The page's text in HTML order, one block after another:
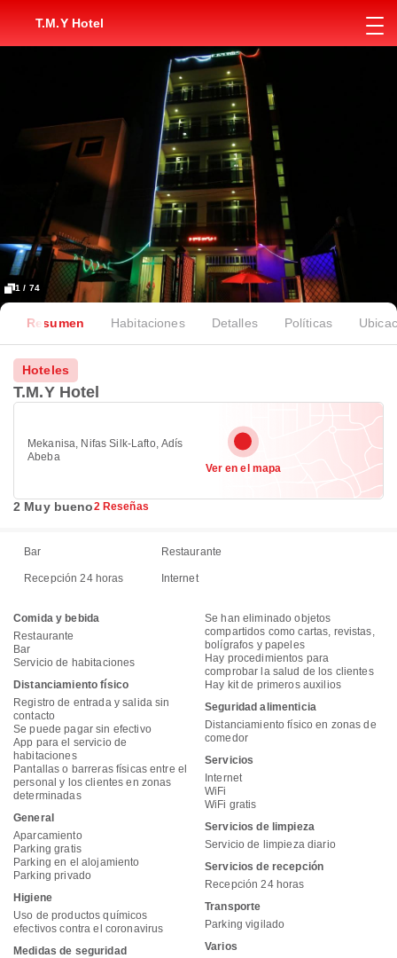
T.M.Y Hotel
1 / 74
Resumen Habitaciones Detalles Políticas
Hoteles
T.M.Y Hotel
Mekanisa, Nifas Silk-Lafto, Adís
Abeba
Ver en el mapa
2 Muy bueno2 Reseñas
Bar Restaurante
Recepción 24 horas Internet
Comida y bebida
Restaurante
Bar
Servicio de habitaciones
Distanciamiento físico
Registro de entrada y salida sin
contacto
Se puede pagar sin efectivo
App para el servicio de
habitaciones
Pantallas o barreras físicas entre el
personal y los clientes en zonas
determinadas
General
Aparcamiento
Parking gratis
Parking en el alojamiento
Parking privado
Higiene
Uso de productos químicos
efectivos contra el coronavirus
Medidas de seguridad
Se han eliminado objetos
compartidos como cartas, revistas,
bolígrafos y papeles
Hay procedimientos para
comprobar la salud de los clientes
Hay kit de primeros auxilios
Seguridad alimenticia
Distanciamiento físico en zonas de
comedor
Servicios
Internet
WiFi
WiFi gratis
Servicios de limpieza
Servicio de limpieza diario
Servicios de recepción
Recepción 24 horas
Transporte
Parking vigilado
Varios